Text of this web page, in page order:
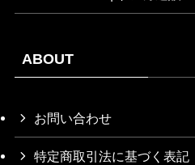
ABOUT
お問い合わせ
特定商取引法に基づく表記